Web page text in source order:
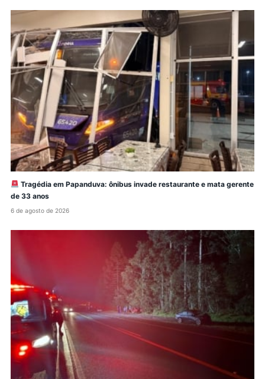
Tragédia em Papanduva: ônibus invade restaurante e mata gerente
de 33 anos
6 de agosto de 2026